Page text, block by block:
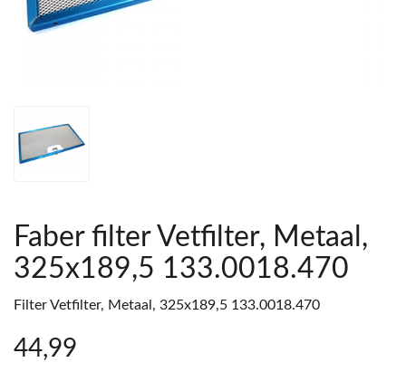
Faber filter Vetfilter, Metaal,
325x189,5 133.0018.470
Filter Vetfilter, Metaal, 325x189,5 133.0018.470
44,99